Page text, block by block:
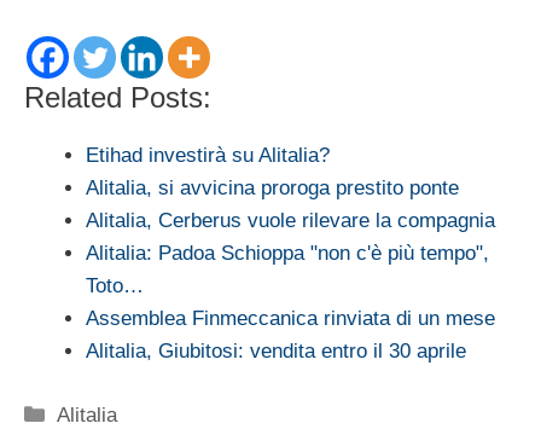
Related Posts:
Etihad investirà su Alitalia?
Alitalia, si avvicina proroga prestito ponte
Alitalia, Cerberus vuole rilevare la compagnia
Alitalia: Padoa Schioppa "non c'è più tempo",
Toto…
Assemblea Finmeccanica rinviata di un mese
Alitalia, Giubitosi: vendita entro il 30 aprile
Categorie
Alitalia